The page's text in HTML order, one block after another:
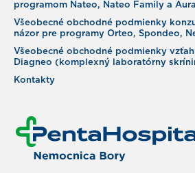
programom Nateo, Nateo Family a Aura
Všeobecné obchodné podmienky
názor pre programy Orteo, Spondeo,
Všeobecné obchodné podmienky
Diagneo (komplexný laboratórny
Kontakty